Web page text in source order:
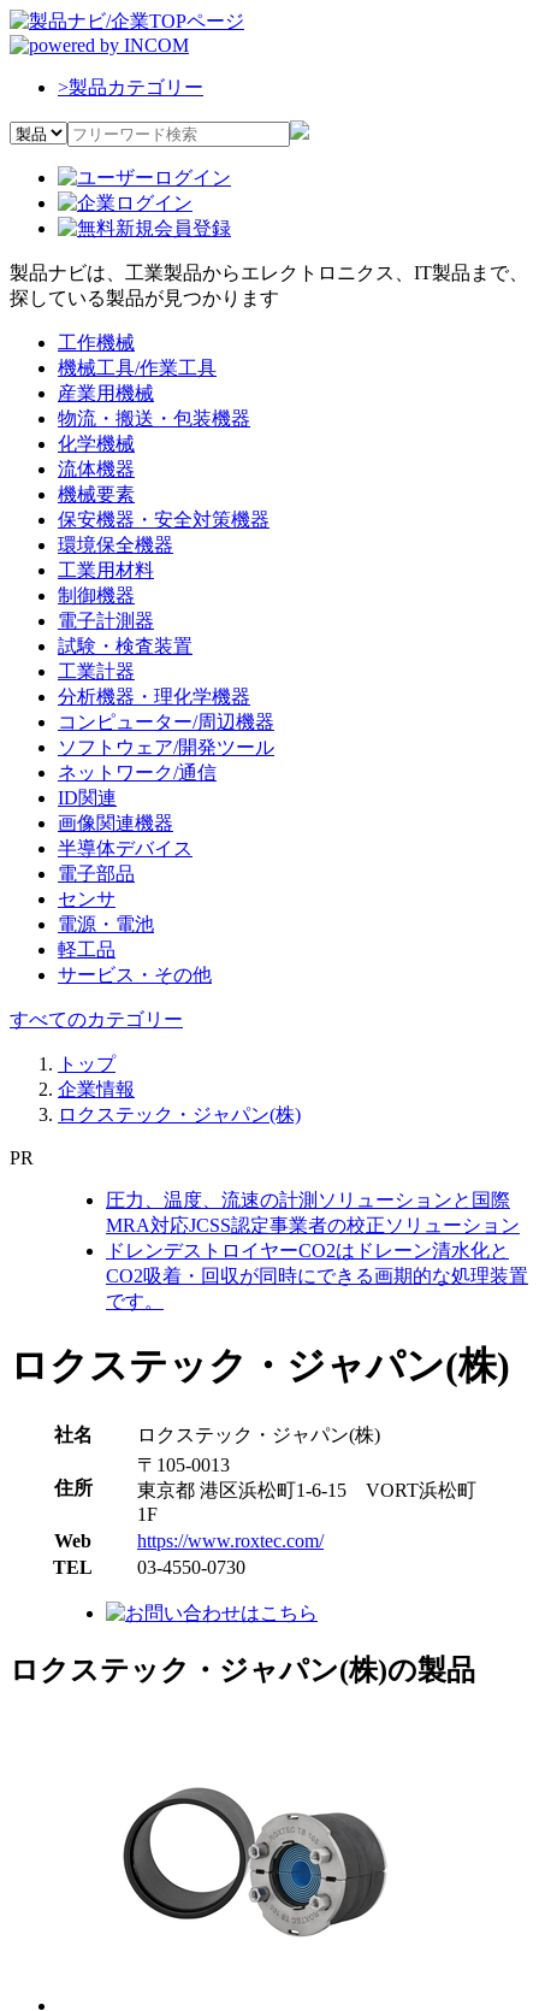
>製品カテゴリー
製品ナビは、工業製品からエレクトロニクス、IT製品まで、
探している製品が見つかります
工作機械
機械工具/作業工具
産業用機械
物流・搬送・包装機器
化学機械
流体機器
機械要素
保安機器・安全対策機器
環境保全機器
工業用材料
制御機器
電子計測器
試験・検査装置
工業計器
分析機器・理化学機器
コンピューター/周辺機器
ソフトウェア/開発ツール
ネットワーク/通信
ID関連
画像関連機器
半導体デバイス
電子部品
センサ
電源・電池
軽工品
サービス・その他
すべてのカテゴリー
トップ
企業情報
ロクステック・ジャパン(株)
PR
圧力、温度、流速の計測ソリューションと国際
MRA対応JCSS認定事業者の校正ソリューション
ドレンデストロイヤーCO2はドレーン清水化と
CO2吸着・回収が同時にできる画期的な処理装置
です。
ロクステック・ジャパン(株)
社名 ロクステック・ジャパン(株)
住所
〒105-0013
東京都 港区浜松町1-6-15 VORT浜松町
1F
Web
https://www.roxtec.com/
TEL
03-4550-0730
ロクステック・ジャパン(株)の製品